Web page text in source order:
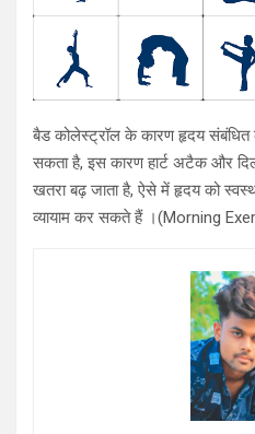
बैड कोलेस्ट्रॉल के कारण हृदय
सकता है, इस कारण हार्ट अटैक और
खतरा बढ़ जाता है, ऐसे में हृदय को
व्यायाम कर सकते हैं ।(Morning